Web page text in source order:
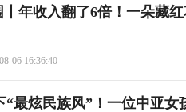
年收入翻了6倍！一朵藏
06 16:36:40
最炫民族风”！一位中亚女